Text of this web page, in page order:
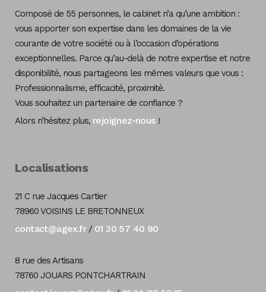
Composé de 55 personnes, le cabinet n’a qu’une ambition :
vous apporter son expertise dans les domaines de la vie
courante de votre société ou à l’occasion d’opérations
exceptionnelles. Parce qu’au-delà de notre expertise et notre
disponibilité, nous partageons les mêmes valeurs que vous :
Professionnalisme, efficacité, proximité.
Vous souhaitez un partenaire de confiance ?
Alors n’hésitez plus, rejoignez-nous!
Localisations
21 C rue Jacques Cartier
78960 VOISINS LE BRETONNEUX
contact@agex.fr/ 01 30 57 40 90
8 rue des Artisans
78760 JOUARS PONTCHARTRAIN